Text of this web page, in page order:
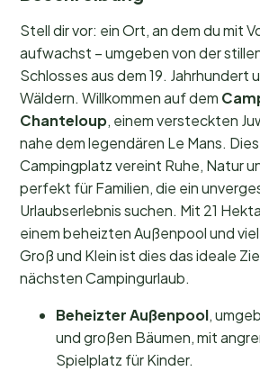
Stell dir vor: ein Ort, an dem du mit
aufwachst – umgeben von der
Schlosses aus dem 19. Jahrhundert
Wäldern. Willkommen auf dem
Chanteloup, einem versteckten
nahe dem legendären Le Mans.
Campingplatz vereint Ruhe, Natur
perfekt für Familien, die ein
Urlaubserlebnis suchen. Mit 21
einem beheizten Außenpool und
Groß und Klein ist dies das ideale
nächsten Campingurlaub.
Beheizter Außenpool,
und großen Bäumen, mit
Spielplatz für Kinder.